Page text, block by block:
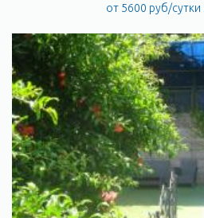
от 5600 руб/